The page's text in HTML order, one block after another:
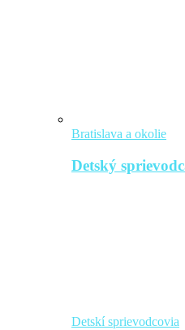
Bratislava a okolie
Detský
Detskí sprievodcovia